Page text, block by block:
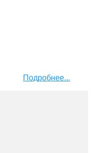
Подробнее...